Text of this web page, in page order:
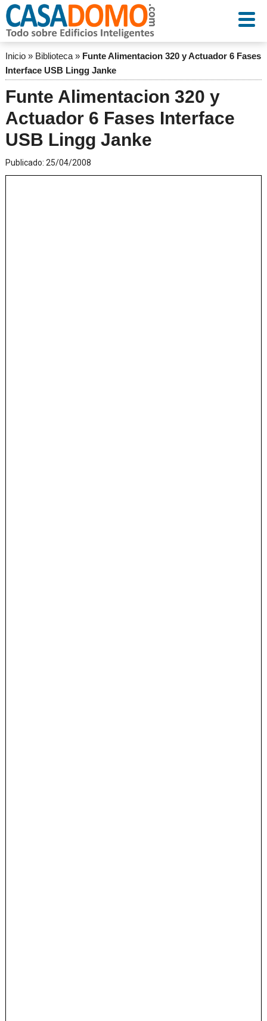
Inicio» Biblioteca» Funte Alimentacion 320 y Actuador 6 Fases
Interface USB Lingg Janke
Funte Alimentacion 320 y
Actuador 6 Fases Interface
USB Lingg Janke
Publicado: 25/04/2008